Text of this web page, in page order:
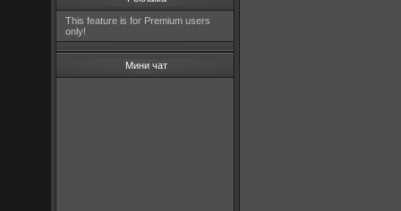
This feature is for Premium users
only!
Мини чат